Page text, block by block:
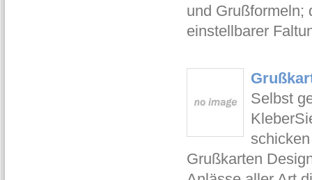
und Grußformeln;
einstellbarer
Selbst
Grußkarten